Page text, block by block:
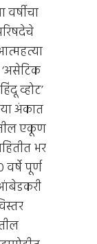
‘असेटिक
व्होट’
अंकात
एकूण
भर
पूर्ण